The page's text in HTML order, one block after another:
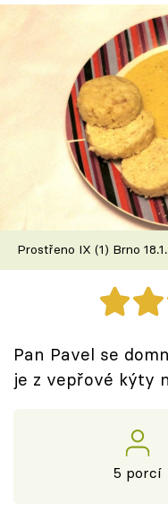
Recepty
Články
TV Program
Škola vaření
Recepty z TV
Speciál: Cuketa
Sledujte prima+
Prostřeno IX (1) Brno
Pan Pavel se
je z vepřové kýty
5 porcí